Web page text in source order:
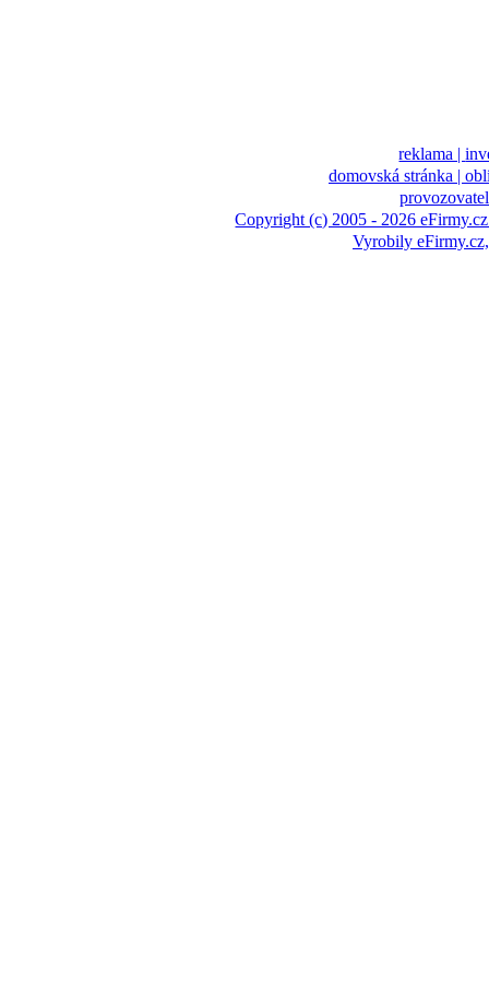
reklama |
domovská stránka |
Copyright (c) 2005 - 2026
Vyrobily